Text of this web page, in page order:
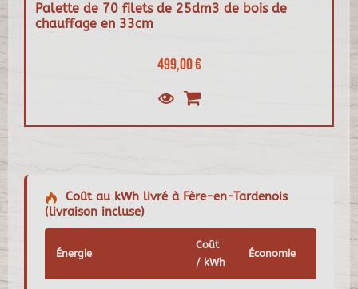
Palette de 70 filets de 25dm3 de bois de
chauffage en 33cm
499,00 €
Coût au kWh livré à Fère-en-Tardenois
(livraison incluse)
Énergie
Coût
/ kWh
Économie